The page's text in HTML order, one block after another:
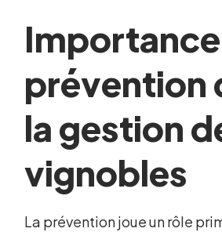
prévention
la gestion
vignobles
La prévention joue un rôle